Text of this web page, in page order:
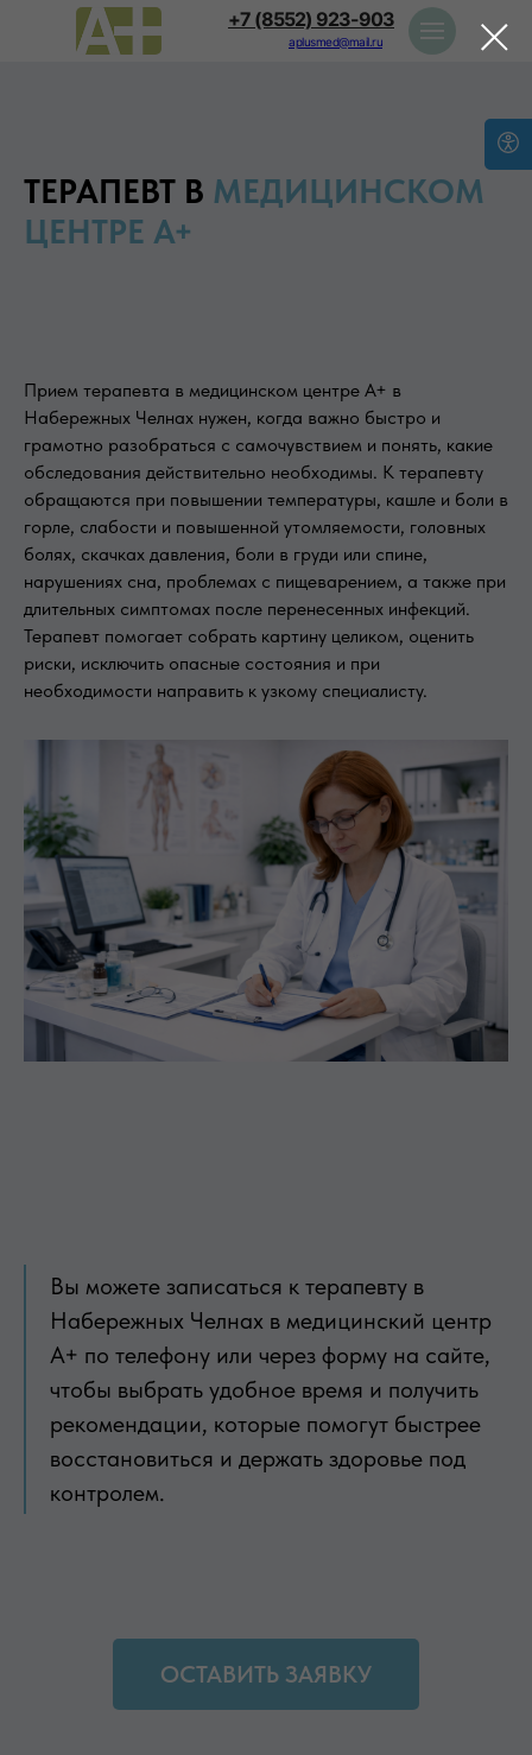
+7 (8552) 923-903
aplusmed@mail.ru
ТЕРАПЕВТ В МЕДИЦИНСКОМ
ЦЕНТРЕ А+
Прием терапевта в медицинском центре А+ в
Набережных Челнах нужен, когда важно быстро и
грамотно разобраться с самочувствием и понять, какие
обследования действительно необходимы. К терапевту
обращаются при повышении температуры, кашле и боли в
горле, слабости и повышенной утомляемости, головных
болях, скачках давления, боли в груди или спине,
нарушениях сна, проблемах с пищеварением, а также при
длительных симптомах после перенесенных инфекций.
Терапевт помогает собрать картину целиком, оценить
риски, исключить опасные состояния и при
необходимости направить к узкому специалисту.
Вы можете записаться к терапевту в
Набережных Челнах в медицинский центр
А+ по телефону или через форму на сайте,
чтобы выбрать удобное время и получить
рекомендации, которые помогут быстрее
восстановиться и держать здоровье под
контролем.
ОСТАВИТЬ ЗАЯВКУ